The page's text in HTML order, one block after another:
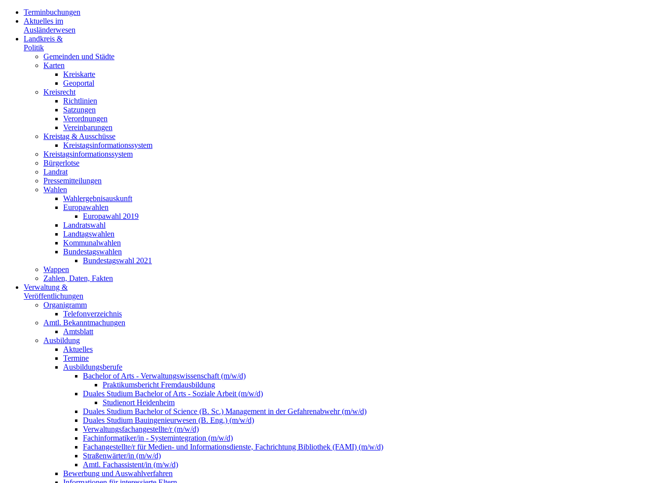
Terminbuchungen
Aktuelles im
Ausländerwesen
Landkreis &
Politik
Gemeinden und Städte
Karten
Kreiskarte
Geoportal
Kreisrecht
Richtlinien
Satzungen
Verordnungen
Vereinbarungen
Kreistag & Ausschüsse
Kreistagsinformationssystem
Kreistagsinformationssystem
Bürgerlotse
Landrat
Pressemitteilungen
Wahlen
Wahlergebnisauskunft
Europawahlen
Europawahl 2019
Landratswahl
Landtagswahlen
Kommunalwahlen
Bundestagswahlen
Bundestagswahl 2021
Wappen
Zahlen, Daten, Fakten
Verwaltung &
Veröffentlichungen
Organigramm
Telefonverzeichnis
Amtl. Bekanntmachungen
Amtsblatt
Ausbildung
Aktuelles
Termine
Ausbildungsberufe
Bachelor of Arts - Verwaltungswissenschaft (m/w/d)
Praktikumsbericht Fremdausbildung
Duales Studium Bachelor of Arts - Soziale Arbeit (m/w/d)
Studienort Heidenheim
Duales Studium Bachelor of Science (B. Sc.) Management in der Gefahrenabwehr (m/w/d)
Duales Studium Bauingenieurwesen (B. Eng.) (m/w/d)
Verwaltungsfachangestellte/r (m/w/d)
Fachinformatiker/in - Systemintegration (m/w/d)
Fachangestellte/r für Medien- und Informationsdienste, Fachrichtung Bibliothek (FAMI) (m/w/d)
Straßenwärter/in (m/w/d)
Amtl. Fachassistent/in (m/w/d)
Bewerbung und Auswahlverfahren